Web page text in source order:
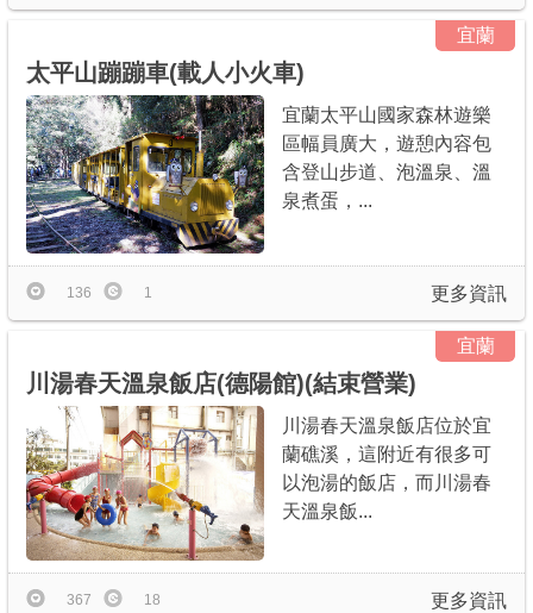
宜蘭
太平山蹦蹦車(載人小火車)
宜蘭太平山國家森林遊樂
區幅員廣大，遊憩內容包
含登山步道、泡溫泉、溫
泉煮蛋，...
更多資訊
136 1
宜蘭
川湯春天溫泉飯店(德陽館)(結束營業)
川湯春天溫泉飯店位於宜
蘭礁溪，這附近有很多可
以泡湯的飯店，而川湯春
天溫泉飯...
更多資訊
367 18